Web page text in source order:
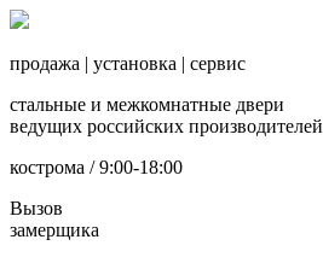
продажа | установка | сервис
стальные и межкомнатные двери
ведущих российских производителей
кострома / 9:00-18:00
Вызов
замерщика